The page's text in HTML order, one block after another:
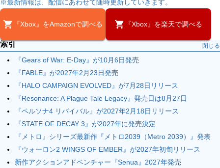
※最新情報は、配信にあわせて随時更新していきます。
『Xbox』をAmazonで調べる 『Xbox』を楽天で調べる
索引 閉じる
『Gears of War: E-Day』が10月6日発売
『FABLE』が2027年2月23日発売
『HALO CAMPAIGN EVOLVED』が7月28日リリース
『Resonance: A Plague Tale Legacy』発売日は8月27日
『ペルソナ4 リバイバル』が2027年2月18日リリース
『STATE OF DECAY 3』が2027年に発売決定
『メトロ』シリーズ最新作『メトロ2039（Metro 2039）』発表
『ウォーロン2 WINGS OF EMBER』が2027年初旬リリース
新作アクションアドベンチャー『Senua』2027年発売